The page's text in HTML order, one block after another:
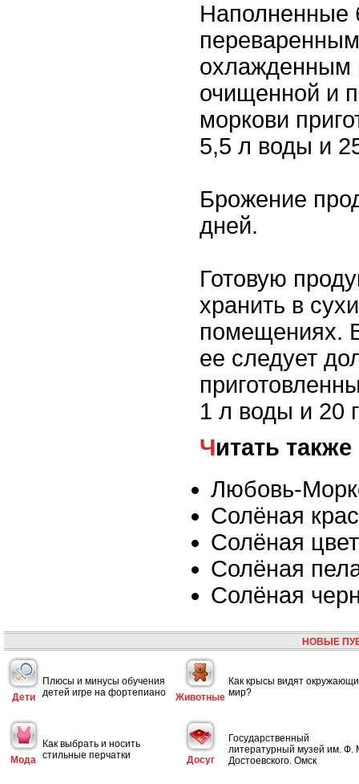
Наполненные
охлажденным
очищенной и
моркови
5,5 л воды и
Брожение
дней.
Готовую
хранить в
помещениях.
ее следует
1 л воды и 20
Читать также
Любовь-
Солёная
Солёная
Солёная
Солёная
НОВЫЕ
Дети
Плюсы и минусы обучения
детей игре на фортепиано
Животные
Как крысы видят
мир?
Мода
Как выбрать и носить
стильные перчатки
Досуг
Государственный
литературный музей им. Ф.
Достоевского. Омск